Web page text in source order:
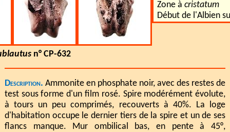
n° CP-632
Zone à cristatum
Début de l'Albien
Description. Ammonite en phosphate noir, avec des restes de
test sous forme d'un film rosé. Spire modérément évolute,
à tours un peu comprimés, recouverts à 40%. La loge
d'habitation occupe le dernier tiers de la spire et un de ses
flancs manque. Mur ombilical bas, en pente à 45°,